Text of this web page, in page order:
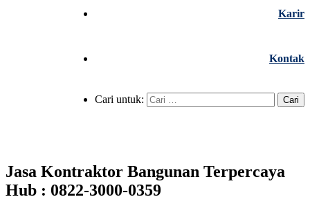
Karir
Kontak
Cari untuk:
Jasa Kontraktor Bangunan Terpercaya
Hub : 0822-3000-0359